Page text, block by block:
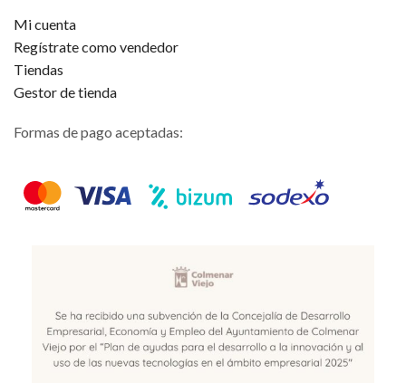
Mi cuenta
Regístrate como vendedor
Tiendas
Gestor de tienda
Formas de pago aceptadas: